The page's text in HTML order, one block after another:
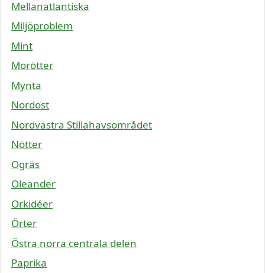
Mellanatlantiska
Miljöproblem
Mint
Morötter
Mynta
Nordost
Nordvästra Stillahavsområdet
Nötter
Ogräs
Oleander
Orkidéer
Örter
Östra norra centrala delen
Paprika